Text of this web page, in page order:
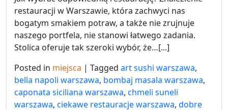
restauracji w Warszawie, która zachwyci nas
bogatym smakiem potraw, a także nie zrujnuje
naszego portfela, nie stanowi łatwego zadania.
Stolica oferuje tak szeroki wybór, że…[...]
Posted in miejsca | Tagged art sushi warszawa,
bella napoli warszawa, bombaj masala warszawa,
caponata siciliana warszawa, chmeli suneli
warszawa, ciekawe restauracje warszawa, dobre